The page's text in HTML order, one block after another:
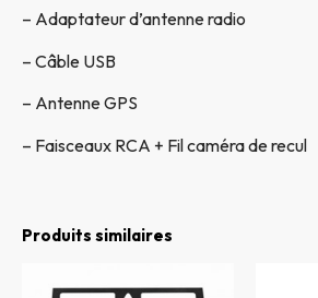
– Adaptateur d’antenne radio
– Câble USB
– Antenne GPS
– Faisceaux RCA + Fil caméra de recul
Produits similaires